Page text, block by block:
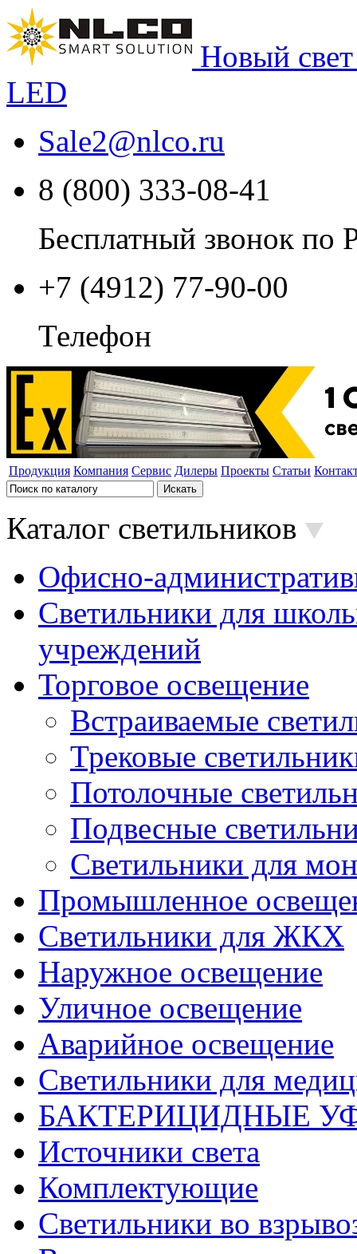
Новый
LED
Sale2@nlco.ru
8 (800) 333-08-41
Бесплатный звонок по
+7 (4912) 77-90-00
Телефон
Продукция Компания Сервис Дилеры Проекты Статьи
Каталог светильников
Офисно-
Светильники для
учреждений
Торговое освещение
Встраиваемые
Трековые
Потолочные
Подвесные
Светильники для
Промышленное
Светильники для ЖКХ
Наружное освещение
Уличное освещение
Аварийное освещение
Светильники для
БАКТЕРИЦИДНЫЕ
Источники света
Комплектующие
Светильники во